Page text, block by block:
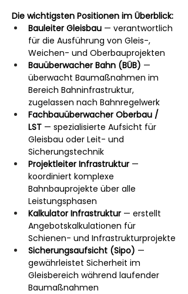
Die wichtigsten Positionen im Überblick:
Bauleiter Gleisbau — verantwortlich
für die Ausführung von Gleis-,
Weichen- und Oberbauprojekten
Bauüberwacher Bahn (BÜB) —
überwacht Baumaßnahmen im
Bereich Bahninfrastruktur,
zugelassen nach Bahnregelwerk
Fachbauüberwacher Oberbau /
LST — spezialisierte Aufsicht für
Gleisbau oder Leit- und
Sicherungstechnik
Projektleiter Infrastruktur —
koordiniert komplexe
Bahnbauprojekte über alle
Leistungsphasen
Kalkulator Infrastruktur — erstellt
Angebotskalkulationen für
Schienen- und Infrastrukturprojekte
Sicherungsaufsicht (Sipo) —
gewährleistet Sicherheit im
Gleisbereich während laufender
Baumaßnahmen